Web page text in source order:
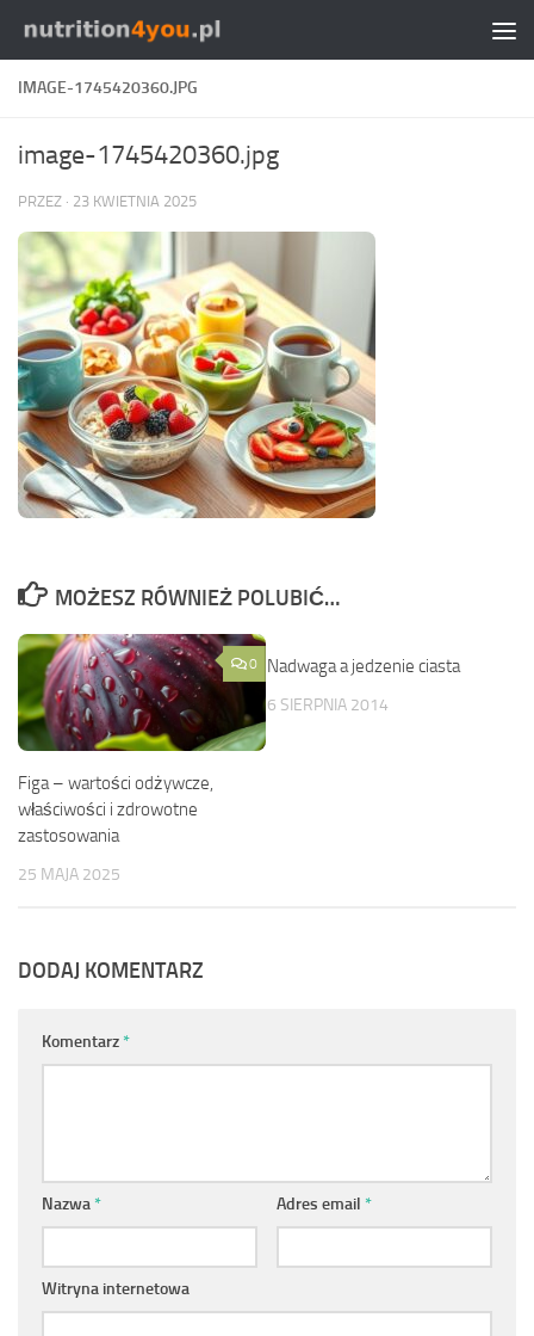
Przejdź do treści
IMAGE-1745420360.JPG
image-1745420360.jpg
PRZEZ · 23 KWIETNIA 2025
MOŻESZ RÓWNIEŻ POLUBIĆ…
0
Figa – wartości odżywcze,
właściwości i zdrowotne
zastosowania
25 MAJA 2025
Nadwaga a jedzenie ciasta
6 SIERPNIA 2014
DODAJ KOMENTARZ
Komentarz*
Nazwa* Adres email *
Witryna internetowa